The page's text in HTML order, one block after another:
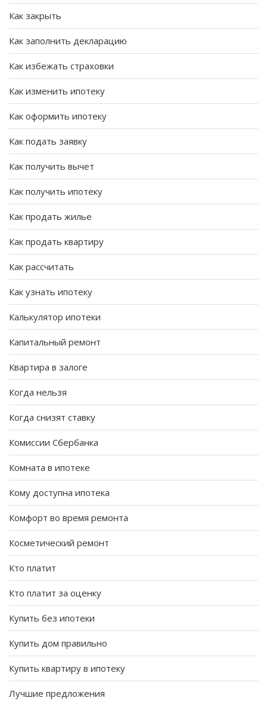
Как закрыть
Как заполнить декларацию
Как избежать страховки
Как изменить ипотеку
Как оформить ипотеку
Как подать заявку
Как получить вычет
Как получить ипотеку
Как продать жилье
Как продать квартиру
Как рассчитать
Как узнать ипотеку
Калькулятор ипотеки
Капитальный ремонт
Квартира в залоге
Когда нельзя
Когда снизят ставку
Комиссии Сбербанка
Комната в ипотеке
Кому доступна ипотека
Комфорт во время ремонта
Косметический ремонт
Кто платит
Кто платит за оценку
Купить без ипотеки
Купить дом правильно
Купить квартиру в ипотеку
Лучшие предложения